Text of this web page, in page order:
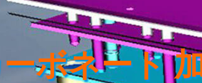
ボネート